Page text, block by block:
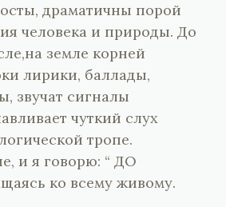
драматичны порой
человека и природы. До
земле корней
лирики, баллады,
звучат сигналы
чуткий слух
тропе.
и я говорю: “ ДО
ко всему живому.